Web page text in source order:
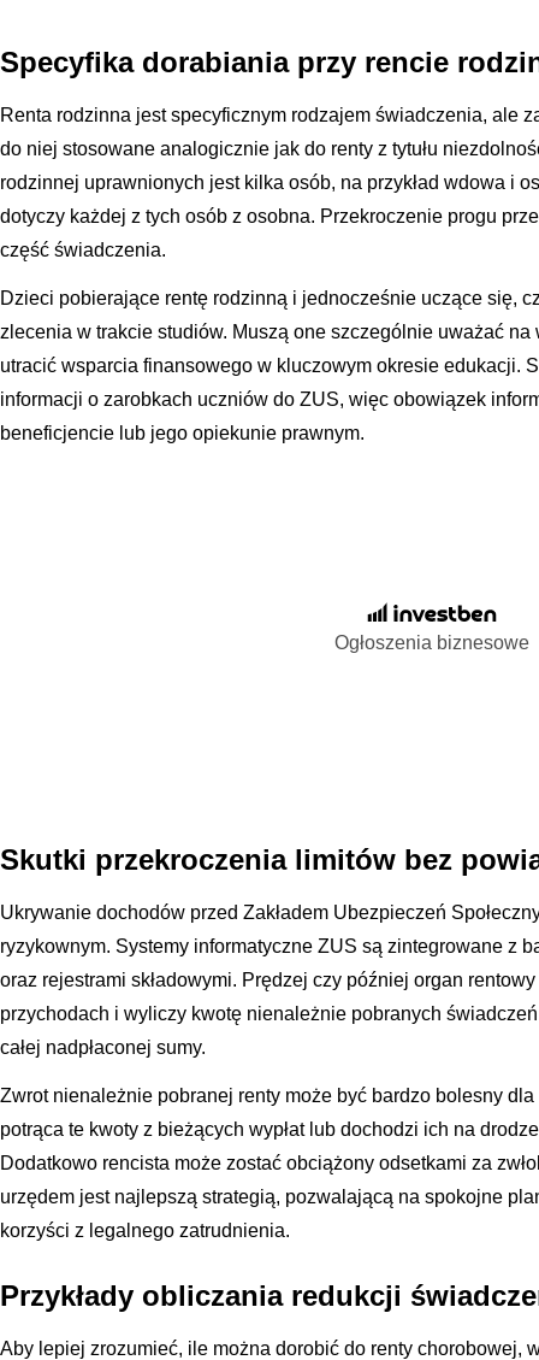
Specyfika dorabiania przy rencie
Renta rodzinna jest specyficznym rodzajem świadczenia, ale
do niej stosowane analogicznie jak do renty z tytułu
rodzinnej uprawnionych jest kilka osób, na przykład wdowa i
dotyczy każdej z tych osób z osobna. Przekroczenie progu
część świadczenia.
Dzieci pobierające rentę rodzinną i jednocześnie uczące się,
zlecenia w trakcie studiów. Muszą one szczególnie uważać
utracić wsparcia finansowego w kluczowym okresie edukacji.
informacji o zarobkach uczniów do ZUS, więc obowiązek
beneficjencie lub jego opiekunie prawnym.
Ogłoszenia biznesowe
Skutki przekroczenia limitów bez
Ukrywanie dochodów przed Zakładem Ubezpieczeń
ryzykownym. Systemy informatyczne ZUS są zintegrowane z
oraz rejestrami składowymi. Prędzej czy później organ
przychodach i wyliczy kwotę nienależnie pobranych
całej nadpłaconej sumy.
Zwrot nienależnie pobranej renty może być bardzo bolesny
potrąca te kwoty z bieżących wypłat lub dochodzi ich na
Dodatkowo rencista może zostać obciążony odsetkami za
urzędem jest najlepszą strategią, pozwalającą na spokojne
korzyści z legalnego zatrudnienia.
Przykłady obliczania redukcji
Aby lepiej zrozumieć, ile można dorobić do renty chorobowej,